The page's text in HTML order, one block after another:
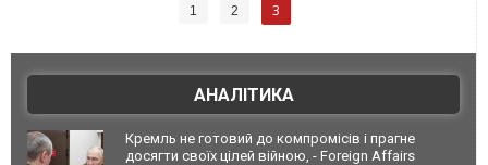
1 2 3
АНАЛІТИКА
Кремль не готовий до компромісів і прагне
досягти своїх цілей війною, - Foreign Affairs